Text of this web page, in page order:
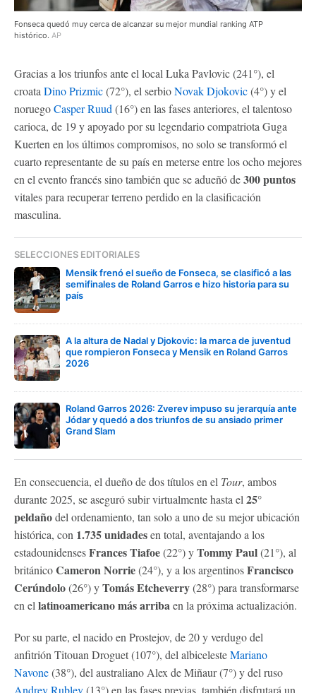
Fonseca quedó muy cerca de alcanzar su mejor mundial ranking ATP
histórico. AP
Gracias a los triunfos ante el local Luka Pavlovic (241°), el
croata Dino Prizmic(72°), el serbioNovak Djokovic(4°) y el
noruegoCasper Ruud (16°) en las fases anteriores, el talentoso
carioca, de 19 y apoyado por su legendario compatriota Guga
Kuerten en los últimos compromisos, no solo se transformó el
cuarto representante de su país en meterse entre los ocho mejores
en el evento francés sino también que se adueñó de300 puntos
vitales para recuperar terreno perdido en la clasificación
masculina.
SELECCIONES EDITORIALES
Mensik frenó el sueño de Fonseca, se clasificó a las
semifinales de Roland Garros e hizo historia para su
país
A la altura de Nadal y Djokovic: la marca de juventud
que rompieron Fonseca y Mensik en Roland Garros
2026
Roland Garros 2026: Zverev impuso su jerarquía ante
Jódar y quedó a dos triunfos de su ansiado primer
Grand Slam
En consecuencia, el dueño de dos títulos en el Tour, ambos
durante 2025, se aseguró subir virtualmente hasta el 25°
peldañodel ordenamiento, tan solo a uno de su mejor ubicación
histórica, con 1.735 unidadesen total, aventajando a los
estadounidensesFrances Tiafoe(22°) yTommy Paul(21°), al
británicoCameron Norrie(24°), y a los argentinosFrancisco
Cerúndolo(26°) yTomás Etcheverry(28°) para transformarse
en el latinoamericano más arribaen la próxima actualización.
Por su parte, el nacido en Prostejov, de 20 y verdugo del
anfitrión Titouan Droguet (107°), del albicelesteMariano
Navone(38°), del australiano Alex de Miñaur (7°) y del ruso
Andrey Rublev(13°) en las fases previas, también disfrutará un